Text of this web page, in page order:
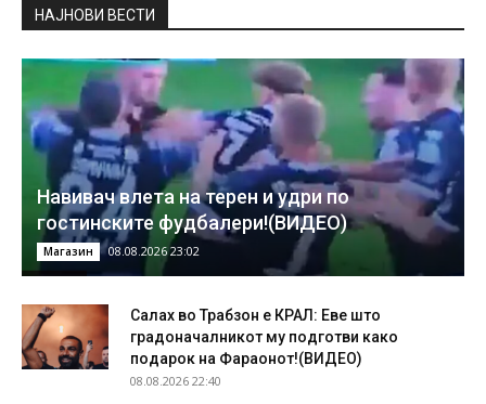
НAЈНОВИ ВЕСТИ
Навивач влета на терен и удри по
гостинските фудбалери!(ВИДЕО)
Магазин 08.08.2026 23:02
Салах во Трабзон е КРАЛ: Еве што
градоначалникот му подготви како
подарок на Фараонот!(ВИДЕО)
08.08.2026 22:40